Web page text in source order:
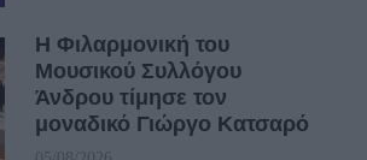
Η Φιλαρμονική του
Μουσικού Συλλόγου
Άνδρου τίμησε τον
μοναδικό Γιώργο Κατσαρό